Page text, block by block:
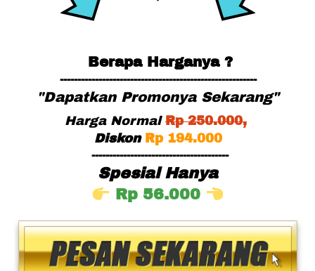
Berapa Harganya ?
--------------------------------------------------------
"Dapatkan Promonya Sekarang"
Harga Normal Rp 250.000,
Diskon
Rp 194.000
---------------------------------------
Spesial Hanya
Rp 56.000